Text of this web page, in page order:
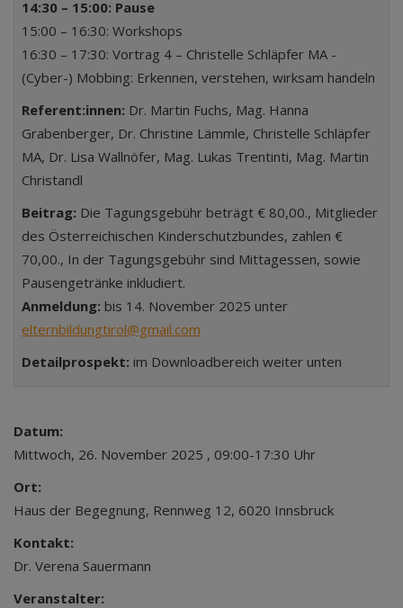
14:30 – 15:00: Pause
15:00 – 16:30: Workshops
16:30 – 17:30: Vortrag 4 – Christelle Schläpfer MA -
(Cyber-) Mobbing: Erkennen, verstehen, wirksam handeln
Referent:innen: Dr. Martin Fuchs, Mag. Hanna
Grabenberger, Dr. Christine Lämmle, Christelle Schläpfer
MA, Dr. Lisa Wallnöfer, Mag. Lukas Trentinti, Mag. Martin
Christandl
Beitrag: Die Tagungsgebühr beträgt € 80,00., Mitglieder
des Österreichischen Kinderschutzbundes, zahlen €
70,00., In der Tagungsgebühr sind Mittagessen, sowie
Pausengetränke inkludiert.
Anmeldung: bis 14. November 2025 unter
elternbildungtirol@gmail.com
Detailprospekt: im Downloadbereich weiter unten
Datum:
Mittwoch, 26. November 2025 , 09:00-17:30 Uhr
Ort:
Haus der Begegnung, Rennweg 12, 6020 Innsbruck
Kontakt:
Dr. Verena Sauermann
Veranstalter: